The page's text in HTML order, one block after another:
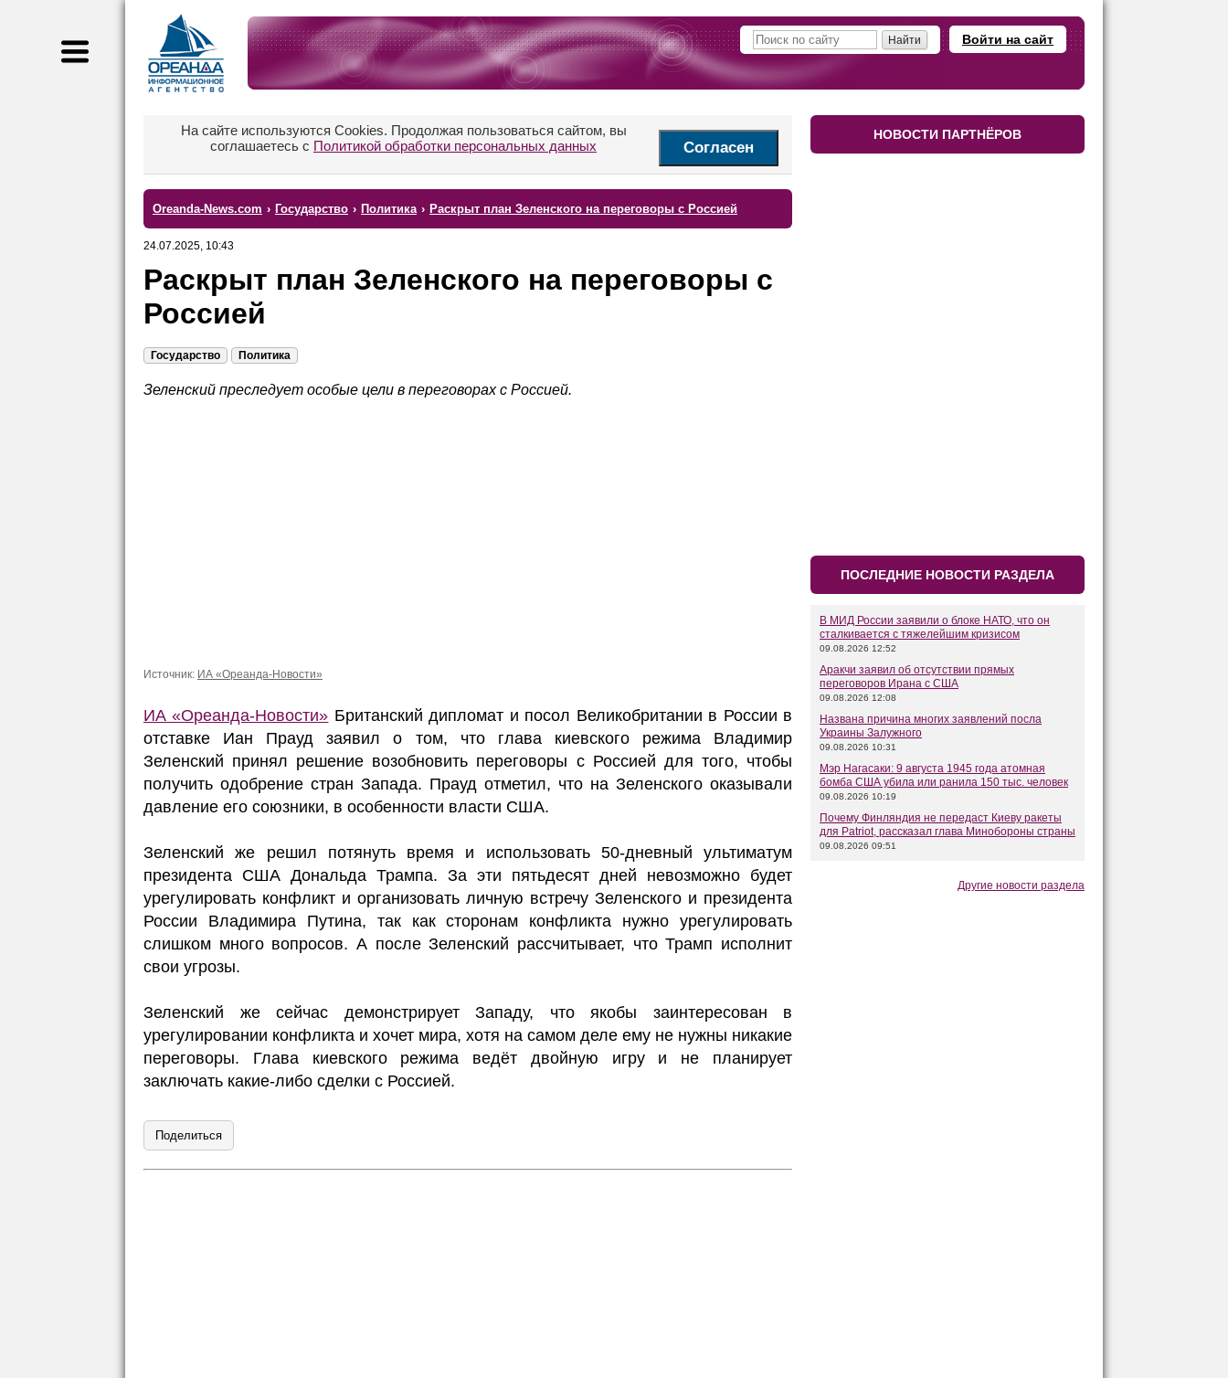
Войти на сайт
На сайте используются Cookies. Продолжая пользоваться сайтом, вы
соглашаетесь с Политикой обработки персональных данных Согласен
Oreanda-News.com › Государство › Политика › Раскрыт план Зеленского на переговоры с Россией
24.07.2025, 10:43
Раскрыт план Зеленского на переговоры с
Россией
Государство Политика
Зеленский преследует особые цели в переговорах с Россией.
Источник: ИА «Ореанда-Новости»
ИА «Ореанда-Новости» Британский дипломат и посол Великобритании в России в
отставке Иан Прауд заявил о том, что глава киевского режима Владимир
Зеленский принял решение возобновить переговоры с Россией для того, чтобы
получить одобрение стран Запада. Прауд отметил, что на Зеленского оказывали
давление его союзники, в особенности власти США.
Зеленский же решил потянуть время и использовать 50-дневный ультиматум
президента США Дональда Трампа. За эти пятьдесят дней невозможно будет
урегулировать конфликт и организовать личную встречу Зеленского и президента
России Владимира Путина, так как сторонам конфликта нужно урегулировать
слишком много вопросов. А после Зеленский рассчитывает, что Трамп исполнит
свои угрозы.
Зеленский же сейчас демонстрирует Западу, что якобы заинтересован в
урегулировании конфликта и хочет мира, хотя на самом деле ему не нужны никакие
переговоры. Глава киевского режима ведёт двойную игру и не планирует
заключать какие-либо сделки с Россией.
Поделиться
НОВОСТИ ПАРТНЁРОВ
ПОСЛЕДНИЕ НОВОСТИ РАЗДЕЛА
В МИД России заявили о блоке НАТО, что он
сталкивается с тяжелейшим кризисом
09.08.2026 12:52
Аракчи заявил об отсутствии прямых
переговоров Ирана с США
09.08.2026 12:08
Названа причина многих заявлений посла
Украины Залужного
09.08.2026 10:31
Мэр Нагасаки: 9 августа 1945 года атомная
бомба США убила или ранила 150 тыс. человек
09.08.2026 10:19
Почему Финляндия не передаст Киеву ракеты
для Patriot, рассказал глава Минобороны страны
09.08.2026 09:51
Другие новости раздела